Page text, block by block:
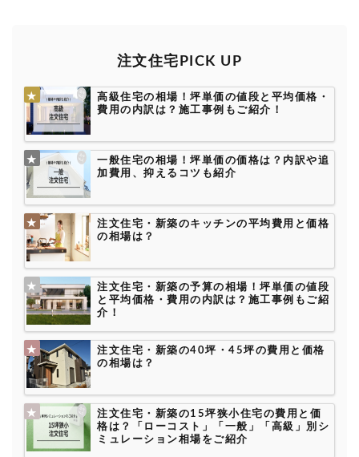
注文住宅PICK UP
高級住宅の相場！坪単価の値段と平均価格・
費用の内訳は？施工事例もご紹介！
一般住宅の相場！坪単価の価格は？内訳や追
加費用、抑えるコツも紹介
注文住宅・新築のキッチンの平均費用と価格
の相場は？
注文住宅・新築の予算の相場！坪単価の値段
と平均価格・費用の内訳は？施工事例もご紹
介！
注文住宅・新築の40坪・45坪の費用と価格
の相場は？
注文住宅・新築の15坪狭小住宅の費用と価
格は？「ローコスト」「一般」「高級」別シ
ミュレーション相場をご紹介